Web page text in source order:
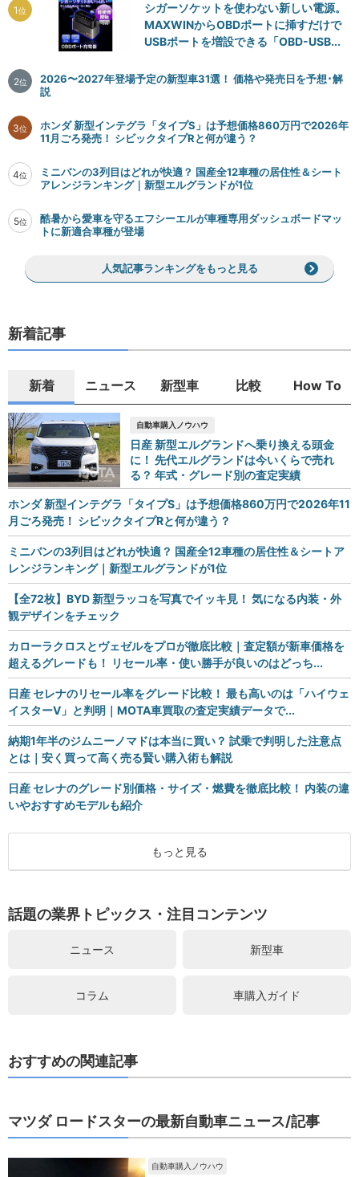
1位
シガーソケットを使わない新しい電源。
MAXWINからOBDポートに挿すだけで
USBポートを増設できる「OBD-USB...
2位
2026〜2027年登場予定の新型車31選！ 価格や発売日を予想･解
説
3位
ホンダ 新型インテグラ「タイプS」は予想価格860万円で2026年
11月ごろ発売！ シビックタイプRと何が違う？
4位
ミニバンの3列目はどれが快適？ 国産全12車種の居住性＆シート
アレンジランキング｜新型エルグランドが1位
5位
酷暑から愛車を守るエフシーエルが車種専用ダッシュボードマッ
トに新適合車種が登場
人気記事ランキングをもっと見る
新着記事
新着 ニュース 新型車 比較 How To
自動車購入ノウハウ
日産 新型エルグランドへ乗り換える頭金
に！ 先代エルグランドは今いくらで売れ
る？ 年式・グレード別の査定実績
ホンダ 新型インテグラ「タイプS」は予想価格860万円で2026年11
月ごろ発売！ シビックタイプRと何が違う？
ミニバンの3列目はどれが快適？ 国産全12車種の居住性＆シートア
レンジランキング｜新型エルグランドが1位
【全72枚】BYD 新型ラッコを写真でイッキ見！ 気になる内装・外
観デザインをチェック
カローラクロスとヴェゼルをプロが徹底比較｜査定額が新車価格を
超えるグレードも！ リセール率・使い勝手が良いのはどっち...
日産 セレナのリセール率をグレード比較！ 最も高いのは「ハイウェ
イスターV」と判明｜MOTA車買取の査定実績データで...
納期1年半のジムニーノマドは本当に買い？ 試乗で判明した注意点
とは｜安く買って高く売る賢い購入術も解説
日産 セレナのグレード別価格・サイズ・燃費を徹底比較！ 内装の違
いやおすすめモデルも紹介
もっと見る
話題の業界トピックス・注目コンテンツ
ニュース 新型車
コラム 車購入ガイド
おすすめの関連記事
マツダ ロードスターの最新自動車ニュース/記事
自動車購入ノウハウ